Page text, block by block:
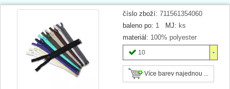
číslo zboží: 711561354060
baleno po: 1 MJ: ks
materiál: 100% polyester
10
Více barev najednou ...